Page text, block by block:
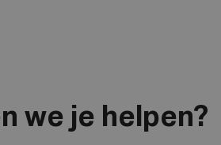
we je helpen?